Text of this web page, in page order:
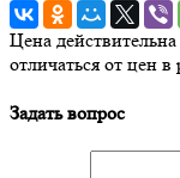
Цена
отличаться от цен
Задать вопрос